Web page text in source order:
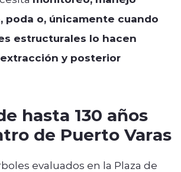
poda o, únicamente cuando
estructurales lo hacen
y posterior
hasta 130 años
de Puerto Varas
evaluados en la Plaza de